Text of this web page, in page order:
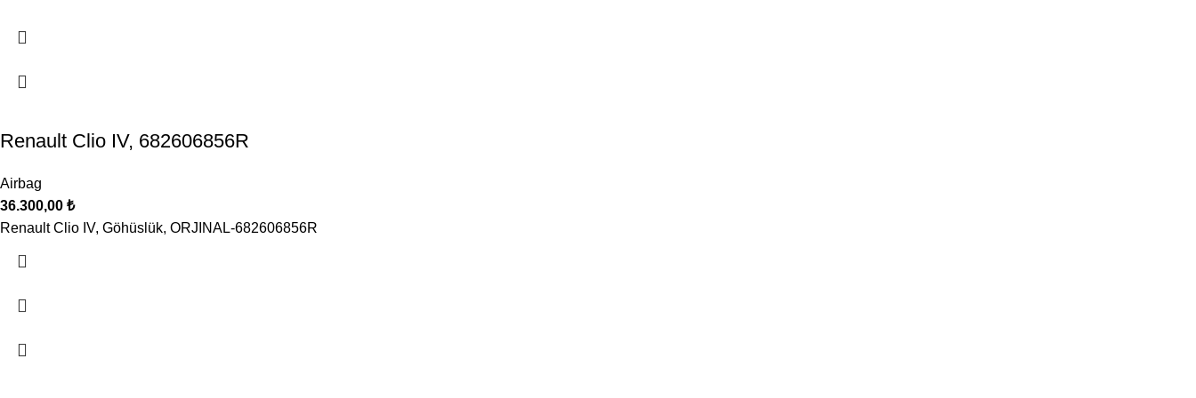
Renault Clio IV, 682606856R
Airbag
36.300,00 ₺
Renault Clio IV, Göhüslük, ORJINAL-682606856R